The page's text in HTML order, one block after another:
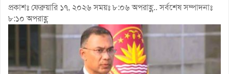
প্রকাশঃ ফেব্রুয়ারি ১৭, ২০২৬ সময়ঃ ৮:০৬ অপরাহ্ণ.. সর্বশেষ সম্পাদনাঃ
৮:১০ অপরাহ্ণ